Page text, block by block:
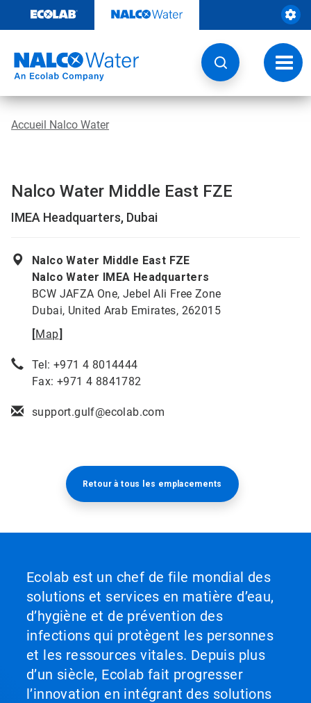
contenu​​​​​​​
à
Accueil Nalco Water
Nalco Water Middle East FZE
IMEA Headquarters, Dubai
Nalco Water Middle East FZE
Nalco Water IMEA Headquarters
BCW JAFZA One, Jebel Ali Free Zone
Dubai, United Arab Emirates, 262015
[Map]
Tel: +971 4 8014444
Fax: +971 4 8841782
support.gulf@ecolab.com
Retour à tous les emplacements​​​​​​​
Ecolab est un chef de file mondial des
solutions et services en matière d’eau,
d’hygiène et de prévention des
infections qui protègent les personnes
et les ressources vitales. Depuis plus
d’un siècle, Ecolab fait progresser
l’innovation en intégrant des solutions